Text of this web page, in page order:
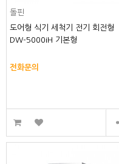
돌핀
도어형 식기 세척기 전기 회전형
DW-5000iH 기본형
전화문의